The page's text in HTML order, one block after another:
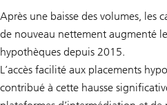
Après une baisse des volumes, les
de nouveau nettement augmenté
hypothèques depuis 2015.
L’accès facilité aux placements
contribué à cette hausse